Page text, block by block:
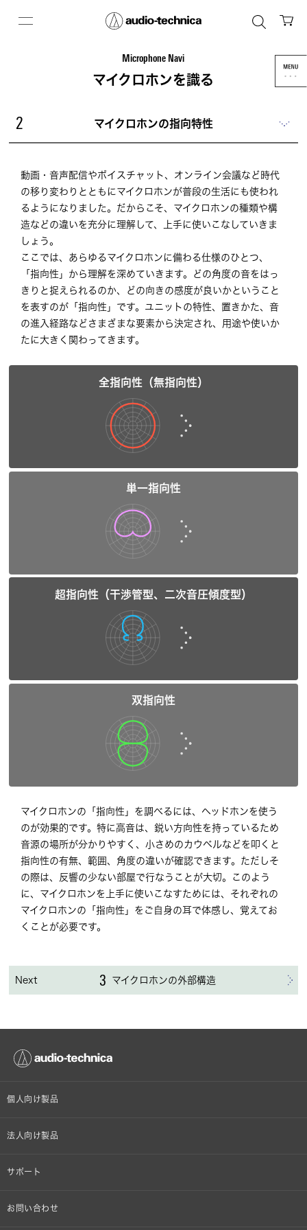
Microphone Navi
マイクロホンを識る
2 マイクロホンの指向特性
動画・音声配信やボイスチャット、オンライン会議など時代
の移り変わりとともにマイクロホンが普段の生活にも使われ
るようになりました。だからこそ、マイクロホンの種類や構
造などの違いを充分に理解して、上手に使いこなしていきま
しょう。
ここでは、あらゆるマイクロホンに備わる仕様のひとつ、
「指向性」から理解を深めていきます。どの角度の音をはっ
きりと捉えられるのか、どの向きの感度が良いかということ
を表すのが「指向性」です。ユニットの特性、置きかた、音
の進入経路などさまざまな要素から決定され、用途や使いか
たに大きく関わってきます。
全指向性（無指向性）
単一指向性
超指向性（干渉管型、二次音圧傾度型）
双指向性
マイクロホンの「指向性」を調べるには、ヘッドホンを使う
のが効果的です。特に高音は、鋭い方向性を持っているため
音源の場所が分かりやすく、小さめのカウベルなどを叩くと
指向性の有無、範囲、角度の違いが確認できます。ただしそ
の際は、反響の少ない部屋で行なうことが大切。このよう
に、マイクロホンを上手に使いこなすためには、それぞれの
マイクロホンの「指向性」をご自身の耳で体感し、覚えてお
くことが必要です。
Next 3 マイクロホンの外部構造
個人向け製品
オンラインストア限定
法人向け製品
設備音響機器
サポート
個人向け製品サポート
お問い合わせ